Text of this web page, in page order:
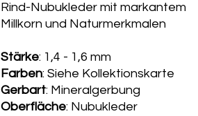
Rind-Nubukleder mit markantem
Millkorn und Naturmerkmalen
Stärke: 1,4 - 1,6 mm
Farben: Siehe Kollektionskarte
Gerbart: Mineralgerbung
Oberfläche: Nubukleder